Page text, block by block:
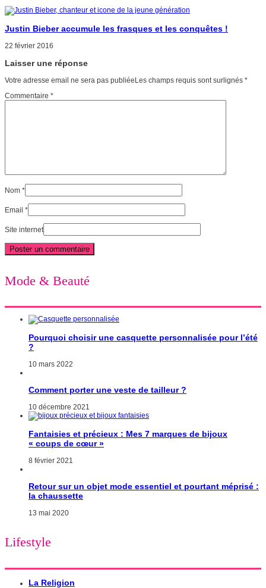
Justin Bieber accumule les frasques et les conquêtes !
22 février 2016
Laisser une réponse
Votre adresse email ne sera pas publiéeLes champs requis sont surlignés *
Commentaire *
Nom *
Email *
Site internet
Mode & Beauté
Pourquoi choisir une casquette personnalisée pour l’été
?
10 mars 2022
Comment porter une veste de tailleur ?
10 décembre 2021
Fantaisies et précieux : Mes 7 marques de bijoux
« coups de cœur »
8 février 2021
Retour sur un objet mode essentiel et pourtant méprisé :
la chaussette
13 mai 2020
Lifestyle
La Religion